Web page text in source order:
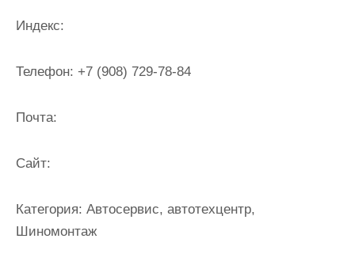
Индекс:
Телефон: +7 (908) 729-78-84
Почта:
Cайт:
Категория: Автосервис, автотехцентр,
Шиномонтаж